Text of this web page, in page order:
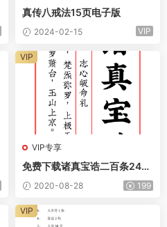
真传八戒法15页电子版
2024-02-15 VIP
VIP专享
免费下载诸真宝诰二百条243
页电子版
2020-08-28 199
VIP
VIP